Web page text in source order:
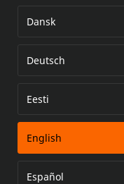
Dansk
Deutsch
Eesti
English
Español